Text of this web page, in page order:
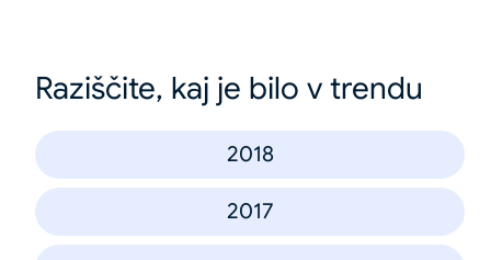
Raziščite, kaj je bilo v trendu
2018
2017